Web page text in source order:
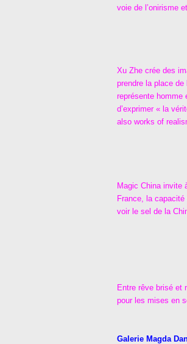
voie de l’onirisme
Xu Zhe crée des
prendre la place
représente
d’exprimer « la
also works of
Magic China invite
France, la
voir le sel de la
Entre rêve brisé et
pour les mises en
Galerie Magda